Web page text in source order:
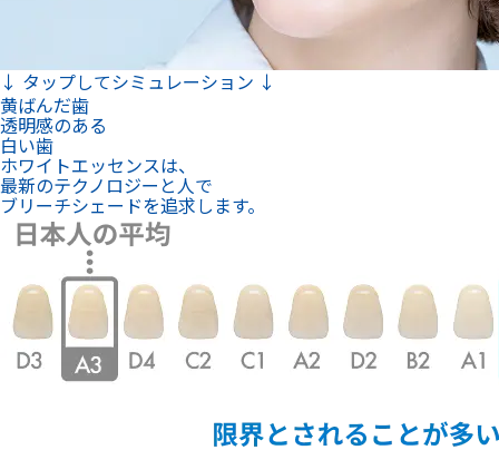
↓ タップしてシミュレーション ↓
黄ばんだ歯
透明感のある
白い歯
ホワイトエッセンスは、
最新のテクノロジーと人で
ブリーチシェードを追求します。